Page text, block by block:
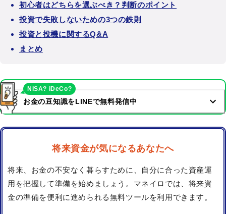
初心者はどちらを選ぶべき？判断のポイント
投資で失敗しないための3つの鉄則
投資と投機に関するQ&A
まとめ
お金の豆知識をLINEで無料発信中
NISA? iDeCo?
将来資金が気になるあなたへ
将来、お金の不安なく暮らすために、自分に合った資産運
用を把握して準備を始めましょう。マネイロでは、将来資
金の準備を便利に進められる無料ツールを利用できます。